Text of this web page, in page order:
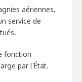
aériennes,
service de
fonction
par l’État.